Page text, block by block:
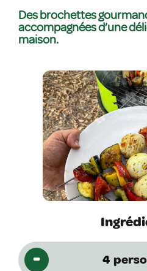
Des brochettes
accompagnées d’une
maison.
-